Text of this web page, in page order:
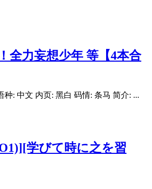
全力妄想少年 等【4本合
种: 中文 内页: 黑白 码情: 条马 简介: ...
学びて時に之を習